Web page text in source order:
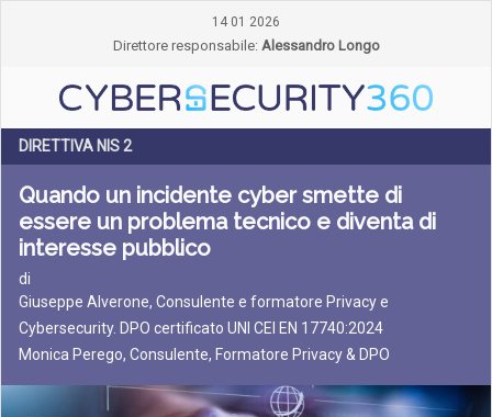
14 01 2026
Direttore responsabile: Alessandro Longo
DIRETTIVA NIS 2
Quando un incidente cyber smette di
essere un problema tecnico e diventa di
interesse pubblico
di
Giuseppe Alverone, Consulente e formatore Privacy e
Cybersecurity. DPO certificato UNI CEI EN 17740:2024
Monica Perego, Consulente, Formatore Privacy & DPO